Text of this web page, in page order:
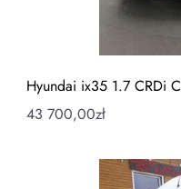
Hyundai ix35 1.7 CRDi
43 700,00zł